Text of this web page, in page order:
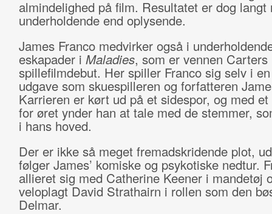
almindelighed på film. Resultatet er dog langt
underholdende end oplysende.
James Franco medvirker også i
eskapader i Maladies, som er vennen Carters
spillefilmdebut. Her spiller Franco sig selv i
udgave som skuespilleren og forfatteren
Karrieren er kørt ud på et sidespor, og med
for øret ynder han at tale med de stemmer,
i hans hoved.
Der er ikke så meget fremadskridende plot,
følger James’ komiske og psykotiske nedtur.
allieret sig med Catherine Keener i mandetøj
veloplagt David Strathairn i rollen som den
Delmar.